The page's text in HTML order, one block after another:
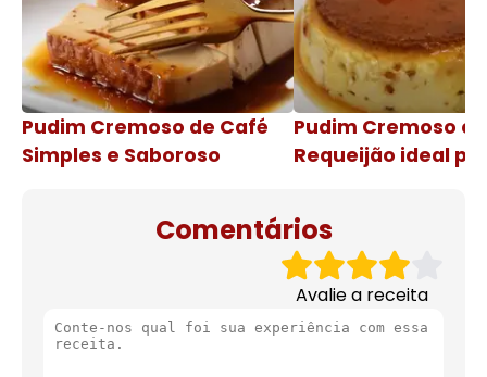
Pudim Cremoso de Café
Simples e Saboroso
Pudim Cremoso
Requeijão ideal
Comentários
Avalie a receita